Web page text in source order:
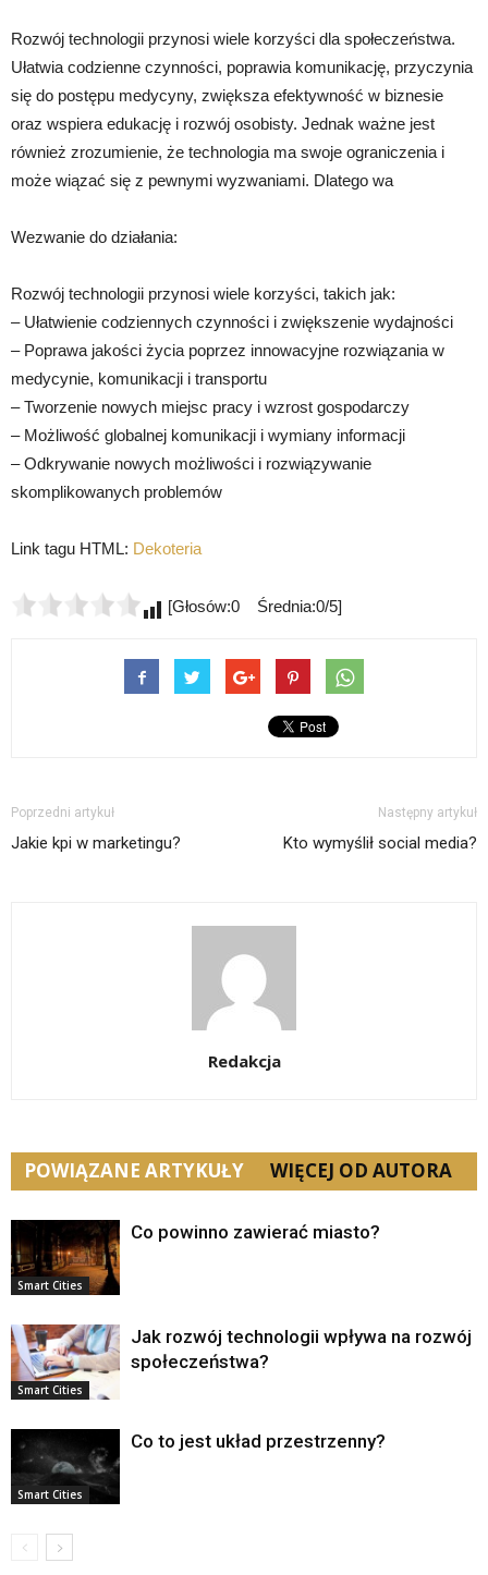
Rozwój technologii przynosi wiele korzyści dla społeczeństwa.
Ułatwia codzienne czynności, poprawia komunikację, przyczynia
się do postępu medycyny, zwiększa efektywność w biznesie
oraz wspiera edukację i rozwój osobisty. Jednak ważne jest
również zrozumienie, że technologia ma swoje ograniczenia i
może wiązać się z pewnymi wyzwaniami. Dlatego wa
Wezwanie do działania:
Rozwój technologii przynosi wiele korzyści, takich jak:
– Ułatwienie codziennych czynności i zwiększenie wydajności
– Poprawa jakości życia poprzez innowacyjne rozwiązania w
medycynie, komunikacji i transportu
– Tworzenie nowych miejsc pracy i wzrost gospodarczy
– Możliwość globalnej komunikacji i wymiany informacji
– Odkrywanie nowych możliwości i rozwiązywanie
skomplikowanych problemów
Link tagu HTML: Dekoteria
[Głosów:0 Średnia:0/5]
Poprzedni artykuł
Jakie kpi w marketingu?
Następny artykuł
Kto wymyślił social media?
Redakcja
POWIĄZANE ARTYKUŁY WIĘCEJ OD AUTORA
Smart Cities
Co powinno zawierać miasto?
Smart Cities
Jak rozwój technologii wpływa na rozwój
społeczeństwa?
Smart Cities
Co to jest układ przestrzenny?